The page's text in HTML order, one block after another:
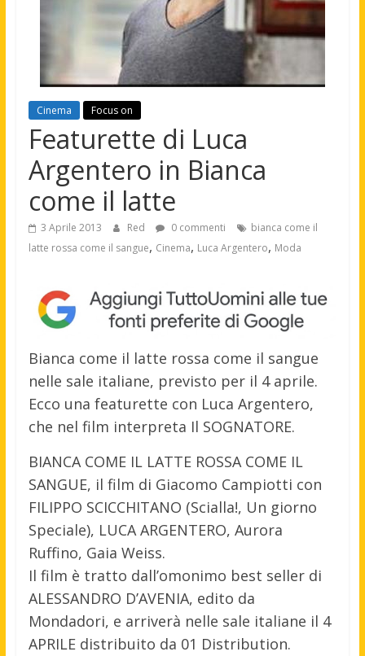
Cinema Focus on
Featurette di Luca
Argentero in Bianca
come il latte
3 Aprile 2013 Red 0 commenti
bianca come il
latte rossa come il sangue, Cinema, Luca Argentero, Moda
Bianca come il latte rossa come il sangue
nelle sale italiane, previsto per il 4 aprile.
Ecco una featurette con Luca Argentero,
che nel film interpreta Il SOGNATORE.
BIANCA COME IL LATTE ROSSA COME IL
SANGUE, il film di Giacomo Campiotti con
FILIPPO SCICCHITANO (Scialla!, Un giorno
Speciale), LUCA ARGENTERO, Aurora
Ruffino, Gaia Weiss.
Il film è tratto dall’omonimo best seller di
ALESSANDRO D’AVENIA, edito da
Mondadori, e arriverà nelle sale italiane il 4
APRILE distribuito da 01 Distribution.